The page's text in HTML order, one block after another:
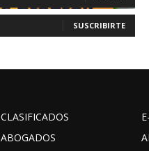
SUSCRIBIRTE
CLASIFICADOS
ABOGADOS